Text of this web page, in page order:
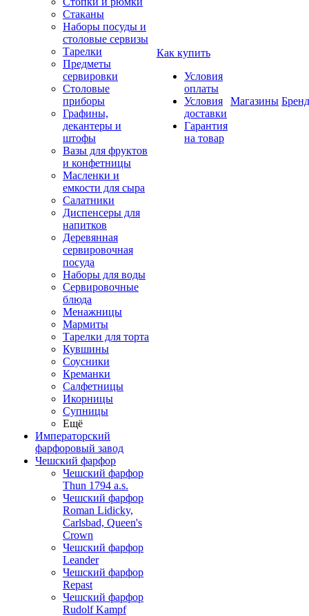
Стаканы
Наборы посуды и
столовые сервизы
Тарелки
Предметы
сервировки
Столовые
приборы
Графины,
декантеры и
штофы
Вазы для фруктов
и конфетницы
Масленки и
емкости для сыра
Салатники
Диспенсеры для
напитков
Деревянная
сервировочная
посуда
Наборы для воды
Сервировочные
блюда
Менажницы
Мармиты
Тарелки для торта
Кувшины
Соусники
Креманки
Салфетницы
Икорницы
Супницы
Ещё
Императорский
фарфоровый завод
Чешский фарфор
Чешский фарфор
Thun 1794 a.s.
Чешский фарфор
Roman Lidicky,
Carlsbad, Queen's
Crown
Чешский фарфор
Leander
Чешский фарфор
Repast
Чешский фарфор
Rudolf Kampf
Как купить
Условия
оплаты
Условия
доставки
Гарантия
на товар
Магазины